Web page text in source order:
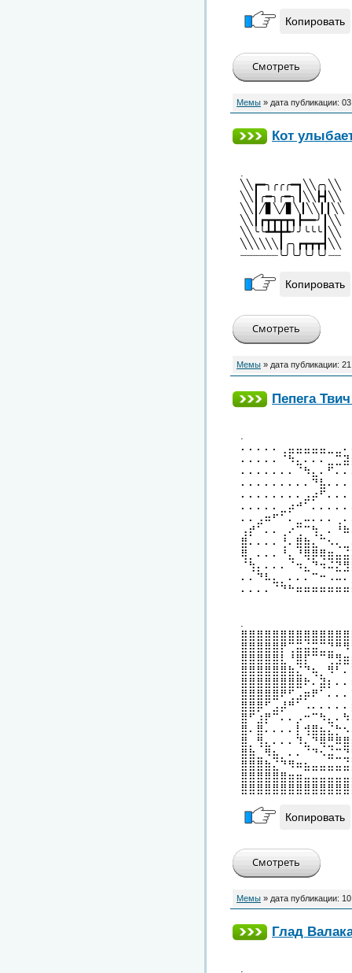
Копировать
Мемы » дата публикации:
Кот
╲╲┏━╮╭╭╭━┓╲╲╭╮╲╲
╲╲┃╭━╮╭━╮┃╲╲┣┫╲╲
╲╲┃╱▋╲╱▋╲┃╲╲┃┃╲╲
╲╲┃┏┳┳┳┳┓┣━━╯┃╲╲
╲╲╰╰┻┻╋┻╯╯╰╰╰┃╲╲
╲╲╲╲╲╲┃╭╮┏┳┳┳┫╲╲
┈┈┈┈┈┈╰╯╰╯╰╯╰╯┈┈
Копировать
Мемы » дата публикации:
Пепега
.
Копировать
Мемы » дата публикации:
Глад